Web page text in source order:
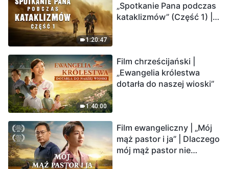
odliczanie. Czy znalazłeś
już drogę ocalenia?
1:20:47
„Spotkanie Pana podczas
kataklizmów” (Część 1) |
1:40:00
Film chrześcijański |
„Ewangelia królestwa
dotarła do naszej wioski”
Film ewangeliczny | „Mój
mąż pastor i ja” | Dlaczego
mój mąż pastor nie